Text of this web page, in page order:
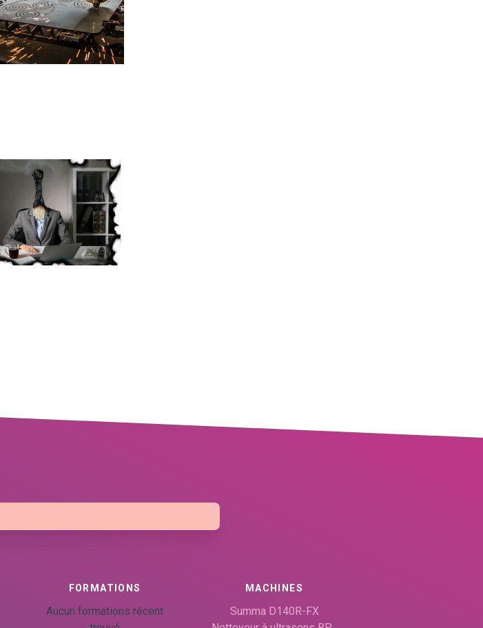
FORMATIONS
Aucun formations récent
MACHINES
Summa D140R-FX